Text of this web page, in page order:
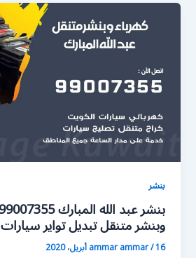
بنشر
وبنشر متنقل تبديل تواير سيارات
ammar ammar/16 أبريل، 2020